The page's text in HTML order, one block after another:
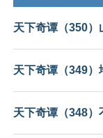
天下奇谭（350）
天下奇谭（349）
天下奇谭（348）